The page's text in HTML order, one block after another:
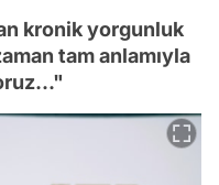
kronik yorgunluk
tam anlamıyla